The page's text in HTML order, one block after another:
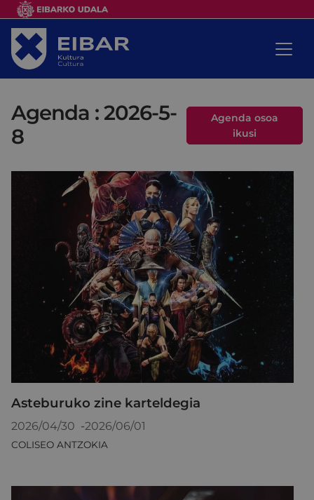
Agenda : 2026-5-
8
Agenda osoa
ikusi
Asteburuko zine karteldegia
2026/04/30 -2026/06/01
COLISEO ANTZOKIA